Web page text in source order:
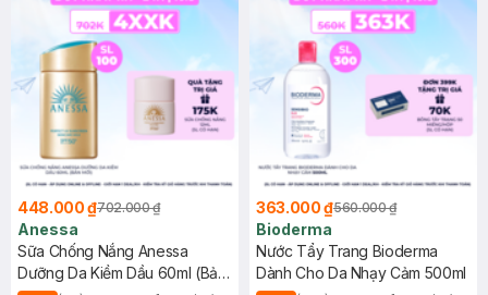
448.000 ₫702.000 ₫
Anessa
Sữa Chống Nắng Anessa
Dưỡng Da Kiềm Dầu 60ml (Bản
363.000 ₫560.000 ₫
Bioderma
Nước Tẩy Trang Bioderma
Dành Cho Da Nhạy Cảm 500ml